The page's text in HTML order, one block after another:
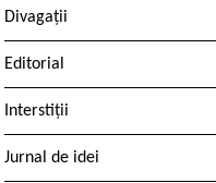
Divagații
Editorial
Interstiții
Jurnal de idei